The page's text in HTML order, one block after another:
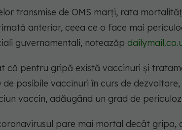
transmise de OMS marți, rata
anterior, ceea ce o face mai
guvernamentali, noteazăp
că pentru gripă există vaccinuri și
de posibile vaccinuri în curs de
vaccin, adăugând un grad de
pare mai mortal decât gripa,